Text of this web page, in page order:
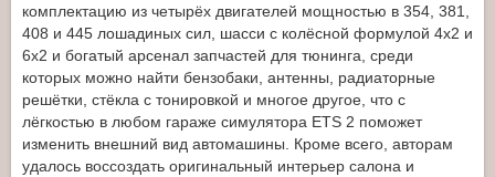
комплектацию из четырёх двигателей мощностью в 354, 381,
408 и 445 лошадиных сил, шасси с колёсной формулой 4x2 и
6x2 и богатый арсенал запчастей для тюнинга, среди
которых можно найти бензобаки, антенны, радиаторные
решётки, стёкла с тонировкой и многое другое, что с
лёгкостью в любом гараже симулятора ETS 2 поможет
изменить внешний вид автомашины. Кроме всего, авторам
удалось воссоздать оригинальный интерьер салона и